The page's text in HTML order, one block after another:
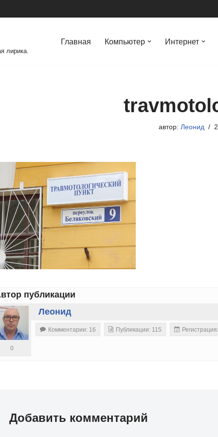
лирика.
Главная Компьютер Интернет
автор: Леонид
публикации
Леонид
0
Комментарии: 16 Публикации: 115
Добавить комментарий